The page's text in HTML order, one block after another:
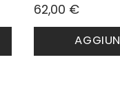
62,00 €
Questo
prodotto
ha